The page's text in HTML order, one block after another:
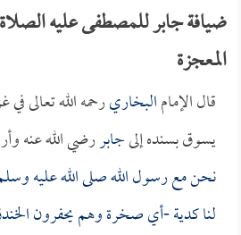
ضيافة جابر للمصطفى عليه
المعجزة
قال الإمامالبخاريرحمه الله تعالى
يسوق بسنده إلىجابررضي الله عنه
نحن مع رسول الله صلى الله عليه
لنا كدية -أي صخرة وهم يحفرون